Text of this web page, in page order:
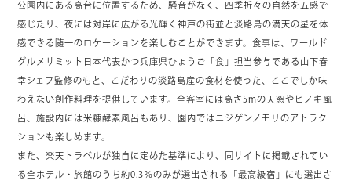
公園内にある高台に位置するため、騒音がなく、四季折々の自然を五感で
感じたり、夜には対岸に広がる光輝く神戸の街並と淡路島の満天の星を体
感できる随一のロケーションを楽しむことができます。食事は、ワールド
グルメサミット日本代表かつ兵庫県ひょうご「食」担当参与である山下春
幸シェフ監修のもと、こだわりの淡路島産の食材を使った、ここでしか味
わえない創作料理を提供しています。全客室には高さ5mの天窓やヒノキ風
呂、施設内には米糠酵素風呂もあり、園内ではニジゲンノモリのアトラク
ションも楽しめます。
また、楽天トラベルが独自に定めた基準により、同サイトに掲載されてい
る全ホテル・旅館のうち約0.3％のみが選出される「最高級宿」にも選出さ